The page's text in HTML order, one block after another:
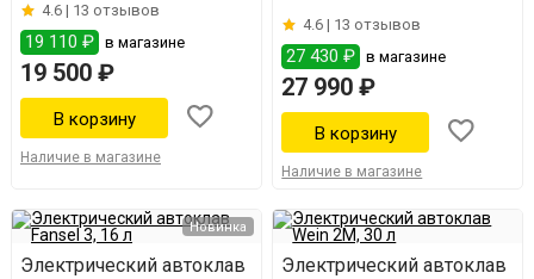
4.6 | 13 отзывов
19 110 ₽ в магазине
19 500 ₽
Наличие в магазине
4.6 | 13 отзывов
27 430 ₽ в магазине
27 990 ₽
Наличие в магазине
Новинка
Электрический автоклав
Электрический автоклав